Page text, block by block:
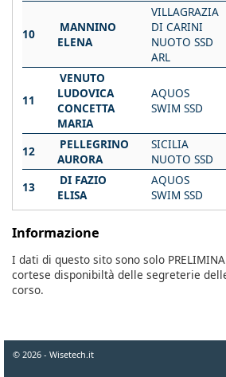
10
MANNINO
ELENA
VILLAGRAZIA
DI CARINI
NUOTO SSD
ARL
11
VENUTO
LUDOVICA
CONCETTA
MARIA
AQUOS
SWIM SSD
12
PELLEGRINO
AURORA
SICILIA
NUOTO SSD
13
DI FAZIO
ELISA
AQUOS
SWIM SSD
Informazione
I dati di questo sito sono solo
cortese disponibiltà delle segreterie
corso.
© 2026 - Wisetech.it